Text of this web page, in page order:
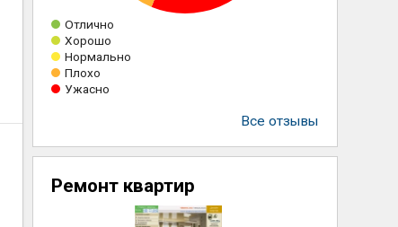
Отлично
Хорошо
Нормально
Плохо
Ужасно
Все отзывы
Ремонт квартир